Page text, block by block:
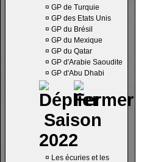
¤ GP de Turquie
¤ GP des Etats Unis
¤ GP du Brésil
¤ GP du Mexique
¤ GP du Qatar
¤ GP d'Arabie Saoudite
¤ GP d'Abu Dhabi
Saison
2022
¤ Les écuries et les